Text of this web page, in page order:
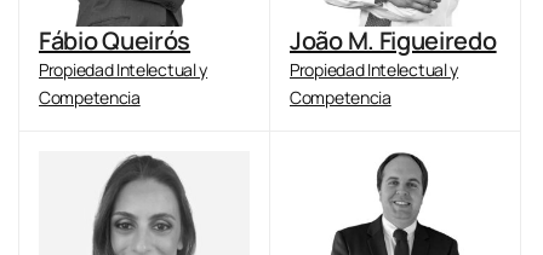
Fábio Queirós
Propiedad Intelectual y
Competencia
João M. Figueiredo
Propiedad Intelectual y
Competencia